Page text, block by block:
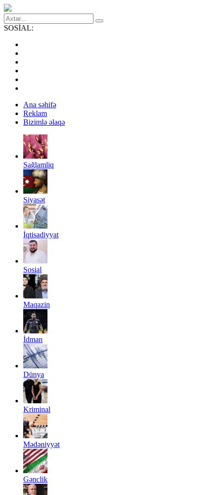
SOSİAL:
Ana səhifə
Reklam
Bizimlə əlaqə
Sağlamliq
Siyasət
İqtisadiyyat
Sosial
Maqazin
İdman
Dünya
Kriminal
Mədəniyyət
Gənclik